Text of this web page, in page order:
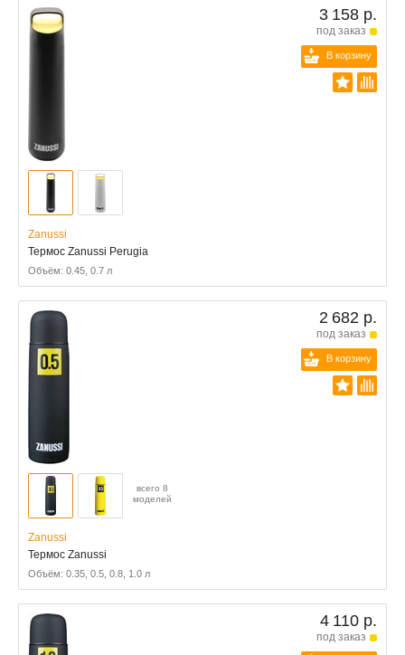
3 158 р.
под заказ
В корзину
Zanussi
Термос Zanussi Perugia
Объём: 0.45, 0.7 л
2 682 р.
под заказ
В корзину
всего 8
моделей
Zanussi
Термос Zanussi
Объём: 0.35, 0.5, 0.8, 1.0 л
4 110 р.
под заказ